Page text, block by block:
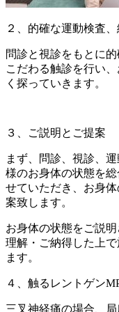
２、的確な運動検査
問診と視診をもとに
こだわる触診を行い
く探っていきます。
３、ご説明とご提案
まず、問診、視診、
様のお身体の状態を
せていただき、お身
案致します。
お身体の状態をご説
理解・ご納得した上
ます。
４、触るレントゲン
三叉神経痛の場合、